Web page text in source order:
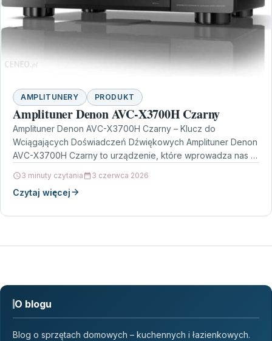
AMPLITUNERY PRODUKT
Amplituner Denon AVC-X3700H Czarny
Amplituner Denon AVC-X3700H Czarny – Klucz do
Wciągających Doświadczeń Dźwiękowych Amplituner Denon
AVC-X3700H Czarny to urządzenie, które wprowadza nas w
3 minuty czytania 3 czerwca 2026
Czytaj więcej
O blogu
Blog o sprzętach domowych – kuchennych i łazienkowych.